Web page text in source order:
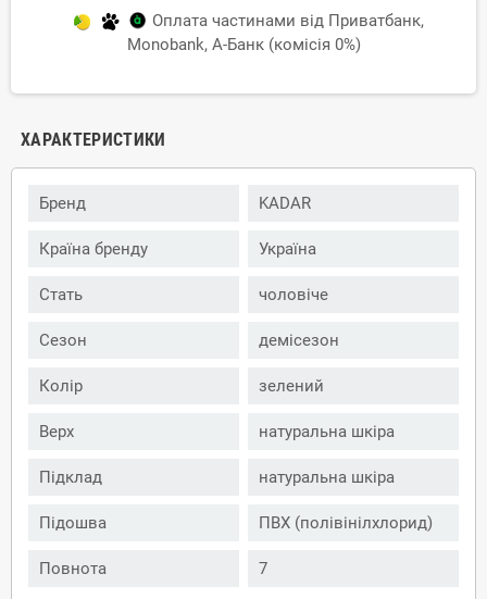
Оплата частинами від Приватбанк,
Monobank, А-Банк (комісія 0%)
ХАРАКТЕРИСТИКИ
Бренд KADAR
Країна бренду Україна
Стать чоловіче
Сезон демісезон
Колір зелений
Верх натуральна шкіра
Підклад натуральна шкіра
Підошва ПВХ (полівінілхлорид)
Повнота 7